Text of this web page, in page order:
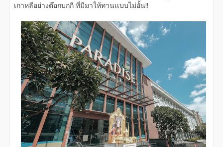
เกาหลีอย่างต๊อกบกกี ที่มีมาให้ทานเเบบไม่อั้น!!